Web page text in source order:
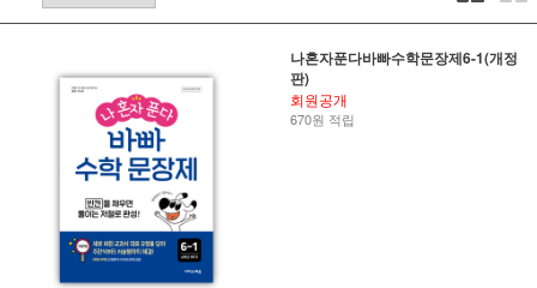
나혼자푼다바빠수학문장제6-1(개정
판)
회원공개
670원 적립